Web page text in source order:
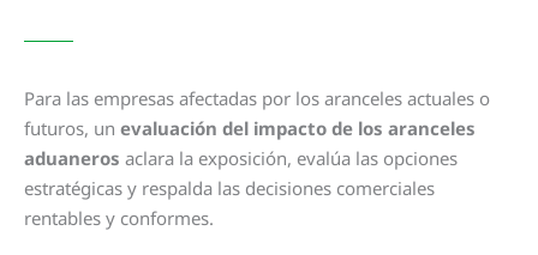
Para las empresas afectadas por los aranceles actuales o
futuros, un evaluación del impacto de los aranceles
aduaneros aclara la exposición, evalúa las opciones
estratégicas y respalda las decisiones comerciales
rentables y conformes.